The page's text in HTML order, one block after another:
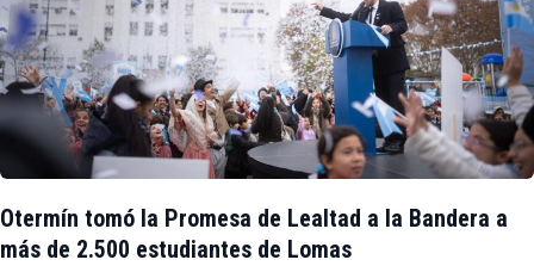
Otermín tomó la Promesa de Lealtad a la Bandera a
más de 2.500 estudiantes de Lomas